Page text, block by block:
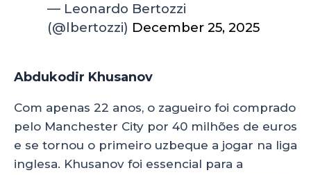
— Leonardo Bertozzi
(@lbertozzi) December 25, 2025
Abdukodir Khusanov
Com apenas 22 anos, o zagueiro foi comprado
pelo Manchester City por 40 milhões de euros
e se tornou o primeiro uzbeque a jogar na liga
inglesa. Khusanov foi essencial para a